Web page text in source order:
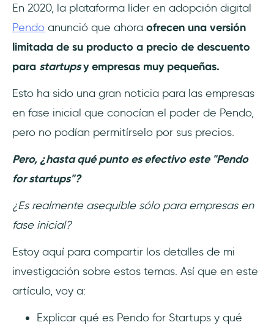
💰 Sigue no siendo el más asequible
🧩 Funciones muy limitadas
🐣 Se limita a empresas muy pequeñas
Mejores alternativas a Pendo para
Startups
2- Userlane vs Pendo for Startups
3- Appcues vs Pendo for Startups
Preguntas Frecuentes
¿Es gratis Pendo for Startups?
¿Es Pendo una solución de código
En 2020, la plataforma líder en adopción digital
Pendo anunció que ahora ofrecen una versión
limitada de su producto a precio de descuento
para startupsy empresas muy pequeñas.
Esto ha sido una gran noticia para las empresas
en fase inicial que conocían el poder de Pendo,
pero no podían permitírselo por sus precios.
Pero, ¿hasta qué punto es efectivo este "Pendo
for startups"?
¿Es realmente asequible sólo para empresas en
fase inicial?
Estoy aquí para compartir los detalles de mi
investigación sobre estos temas. Así que en este
artículo, voy a:
Explicar qué es Pendo for Startups y qué